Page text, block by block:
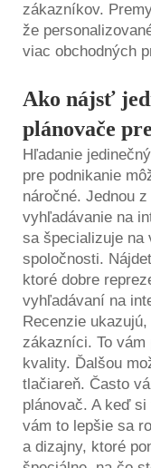
zákazníkov.
že
viac obchodných
Ako nájsť
plánovače
Hľadanie
pre podnikanie
náročné. Jednou
vyhľadávanie na
sa špecializuje na
spoločnosti.
ktoré dobre
vyhľadávaní na
Recenzie
zákazníci. To
kvality. Ďalšou
tlačiareň. Často
plánovač. A keď
vám to lepšie sa
a dizajny, ktoré